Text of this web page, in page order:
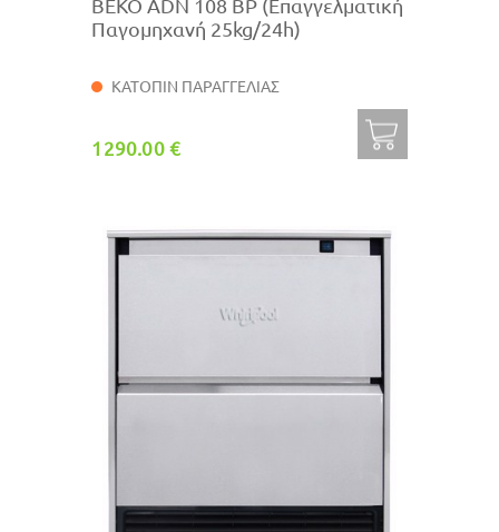
BEKO ADN 108 BP (Επαγγελματική
Παγομηχανή 25kg/24h)
ΚΑΤΟΠΙΝ ΠΑΡΑΓΓΕΛΙΑΣ
1290.00 €